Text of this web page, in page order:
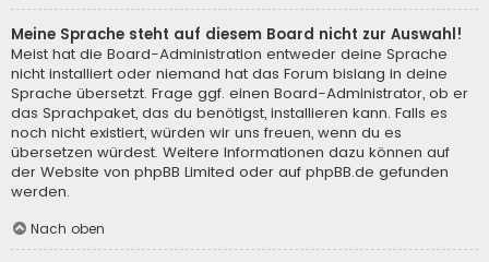
Meine Sprache steht auf diesem Board nicht zur Auswahl!
Meist hat die Board-Administration entweder deine Sprache
nicht installiert oder niemand hat das Forum bislang in deine
Sprache übersetzt. Frage ggf. einen Board-Administrator, ob er
das Sprachpaket, das du benötigst, installieren kann. Falls es
noch nicht existiert, würden wir uns freuen, wenn du es
übersetzen würdest. Weitere Informationen dazu können auf
der Website von phpBB Limited oder auf phpBB.de gefunden
werden.
Nach oben